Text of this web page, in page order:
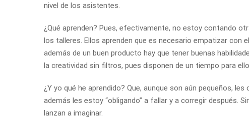
nivel de los asistentes.
¿Qué aprenden? Pues, efectivamente, no estoy contando
los talleres. Ellos aprenden que es necesario empatizar con
además de un buen producto hay que tener buenas
la creatividad sin filtros, pues disponen de un tiempo para
¿Y yo qué he aprendido? Que, aunque son aún pequeños,
además les estoy “obligando” a fallar y a corregir después.
lanzan a imaginar.